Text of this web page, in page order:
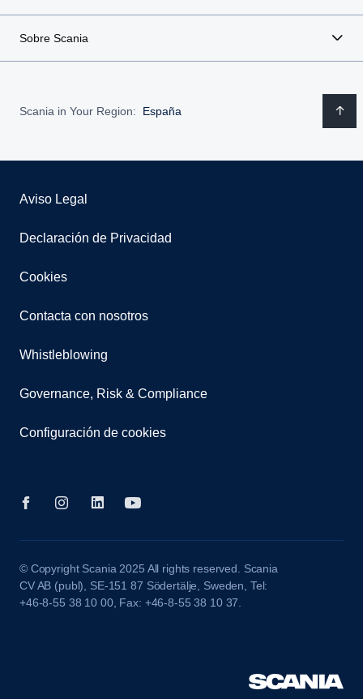
Sobre Scania
Scania in Your Region: España
Aviso Legal
Declaración de Privacidad
Cookies
Contacta con nosotros
Whistleblowing
Governance, Risk & Compliance
Configuración de cookies
© Copyright Scania 2025 All rights reserved. Scania
CV AB (publ), SE-151 87 Södertälje, Sweden, Tel:
+46-8-55 38 10 00, Fax: +46-8-55 38 10 37.